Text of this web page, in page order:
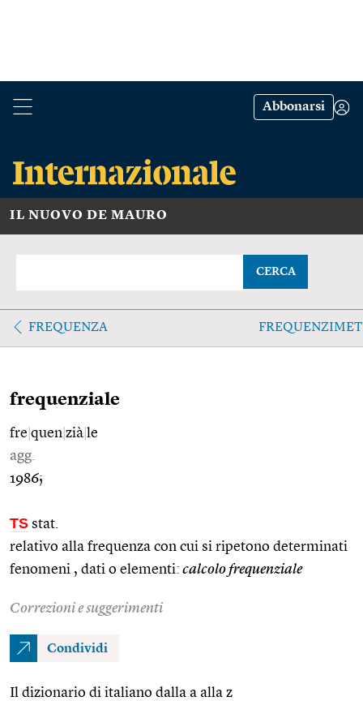
Abbonarsi
IL NUOVO DE MAURO
CERCA
FREQUENZA
frequenziale
fre quen zià le
agg.
1986;
TS stat.
relativo alla frequenza con cui si ripetono determinati
fenomeni , dati o elementi: calcolo frequenziale
Correzioni e suggerimenti
Condividi
Il dizionario di italiano dalla a alla z